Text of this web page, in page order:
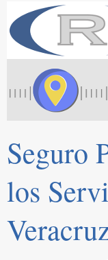
Seguro
los